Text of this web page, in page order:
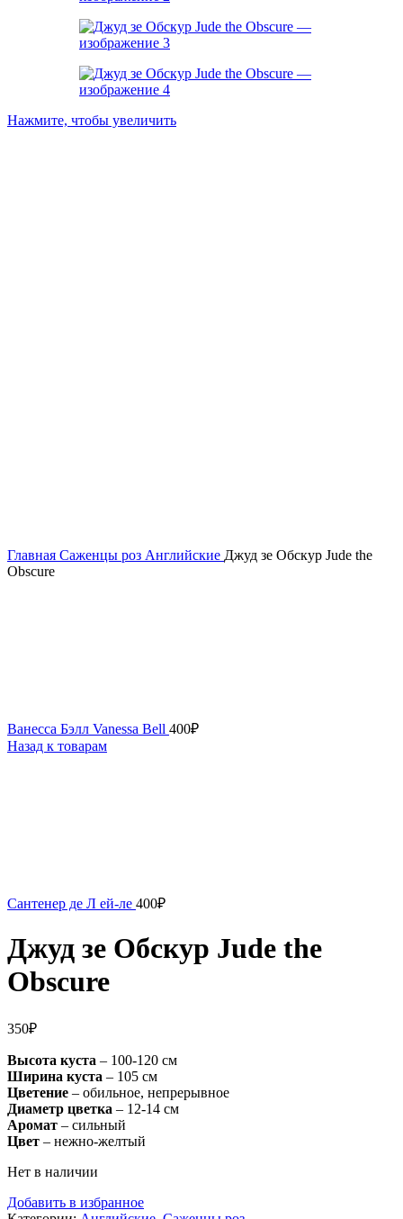
Нажмите, чтобы увеличить
Главная Саженцы роз Английские Джуд зе Обскур Jude the
Obscure
Ванесса Бэлл Vanessa Bell 400₽
Назад к товарам
Сантенер де Л ей-ле 400₽
Джуд зе Обскур Jude the
Obscure
350₽
Высота куста – 100-120 см
Ширина куста – 105 см
Цветение – обильное, непрерывное
Диаметр цветка – 12-14 см
Аромат – сильный
Цвет – нежно-желтый
Нет в наличии
Добавить в избранное